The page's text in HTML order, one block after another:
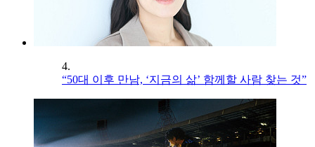
4.
“50대 이후 만남, ‘지금의 삶’ 함께할 사람 찾는 것”